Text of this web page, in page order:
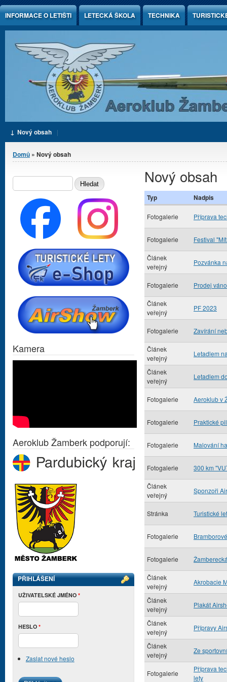
Jump to Content
INFORMACE O LETIŠTI LETECKÁ ŠKOLA TECHNIKA
Nový obsah
Jste zde
Domů » Nový obsah
Nový obsah
Typ Nadpis
Fotogalerie Příprava
Fotogalerie Festival
Článek
veřejný
Pozvánka
Fotogalerie Prodej
Článek
veřejný
PF 2023
Fotogalerie Zavírání
Článek
veřejný
Letadlem
Článek
veřejný
Letadlem
Fotogalerie Aeroklub v
Fotogalerie Praktické
Fotogalerie Malování
Fotogalerie 300 km
Článek
veřejný
Sponzoři
Stránka Turistické
Fotogalerie
Fotogalerie
Článek
veřejný
Akrobacie
Článek
veřejný
Plakát
Článek
veřejný
Přípravy
Článek
veřejný
Ze
Fotogalerie
Příprava
lety
Vyhledávání
Kamera
Aeroklub Žamberk podporují:
PŘIHLÁŠENÍ
UŽIVATELSKÉ JMÉNO *
HESLO *
Zaslat nové heslo